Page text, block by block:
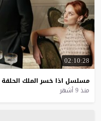
02:10:28
مسلسل اذا خسر الملك الحلقة
منذ 9 أشهر